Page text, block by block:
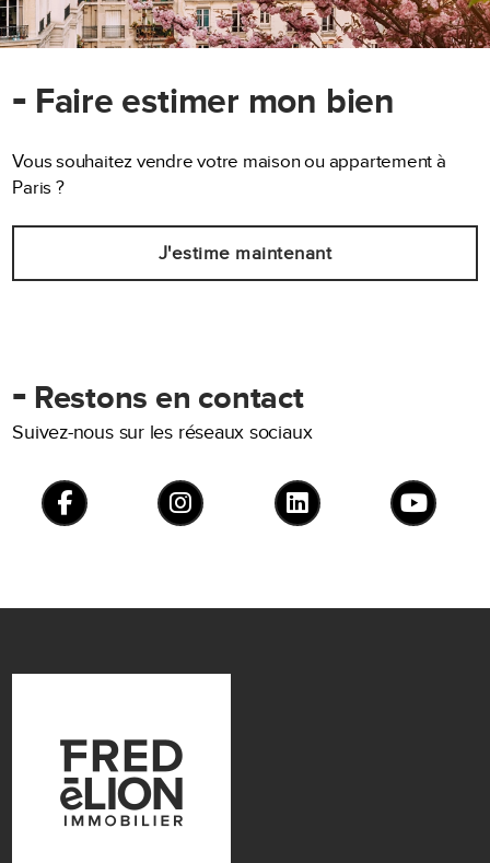
- Faire estimer mon bien
Vous souhaitez vendre votre maison ou appartement à
Paris ?
J'estime maintenant
- Restons en contact
Suivez-nous sur les réseaux sociaux